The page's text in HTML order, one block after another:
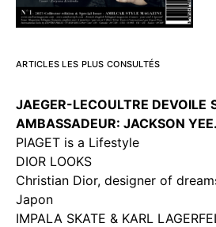
ARTICLES LES PLUS CONSULTÉS
JAEGER-LECOULTRE DEVOILE
AMBASSADEUR: JACKSON YEE.
PIAGET is a Lifestyle
DIOR LOOKS
Christian Dior, designer of
Japon
IMPALA SKATE & KARL